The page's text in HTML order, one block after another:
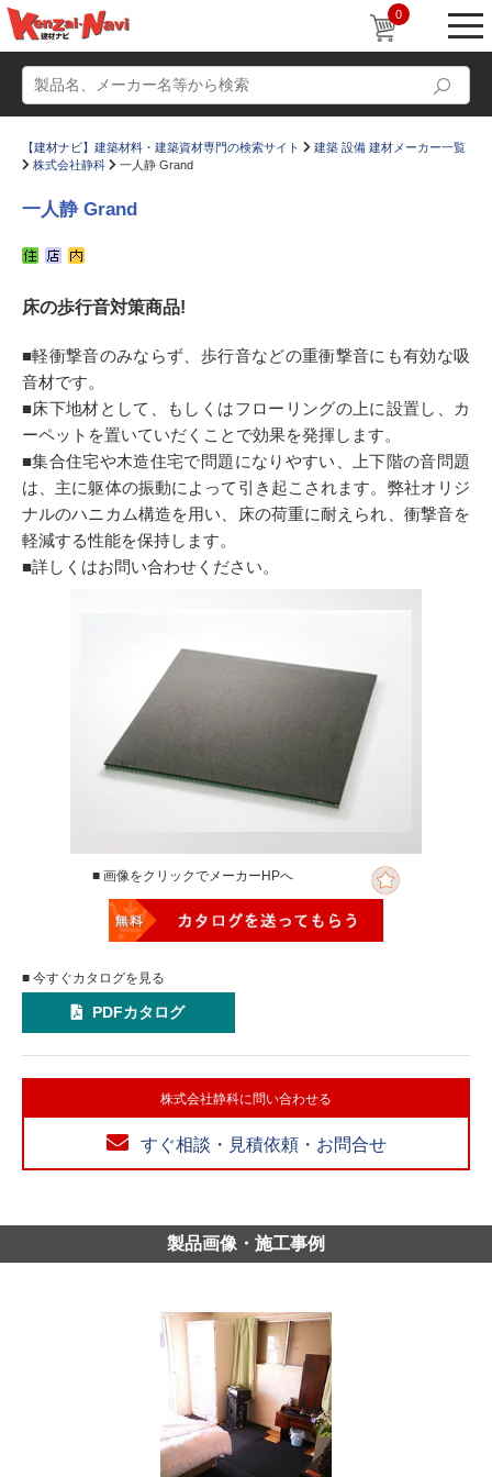
0
かたなび
すまいリング 設計士インタビュー
Q＆A
お気に入り
【建材ナビ】建築材料・建築資材専門の検索サイト
建築 設備 建材メーカー一覧
株式会社静科
一人静 Grand
一人静 Grand
床の歩行音対策商品!
■軽衝撃音のみならず、歩行音などの重衝撃音にも有効な吸
音材です。
■床下地材として、もしくはフローリングの上に設置し、カ
ーペットを置いていだくことで効果を発揮します。
■集合住宅や木造住宅で問題になりやすい、上下階の音問題
は、主に躯体の振動によって引き起こされます。弊社オリジ
ナルのハニカム構造を用い、床の荷重に耐えられ、衝撃音を
軽減する性能を保持します。
■詳しくはお問い合わせください。
■ 画像をクリックでメーカーHPへ
■ 今すぐカタログを見る
PDFカタログ
株式会社静科に問い合わせる
すぐ相談・見積依頼・お問合せ
製品画像・施工事例